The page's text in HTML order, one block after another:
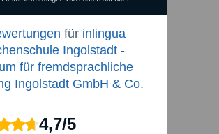
für inlingua
Ingolstadt -
für fremdsprachliche
Ingolstadt GmbH & Co.
4,7/5